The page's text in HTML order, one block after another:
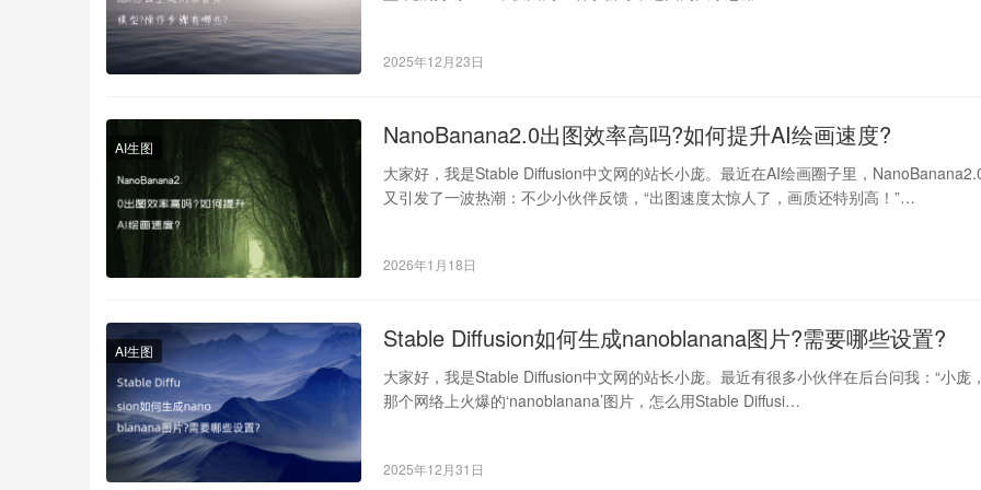
2025年12月23日
AI生图 NanoBanana2.0出图效率高吗?如何提升AI绘画速度?
大家好，我是Stable Diffusion中文网的站长小庞。最近在AI绘画圈子里，
又引发了一波热潮：不少小伙伴反馈，“出图速度太惊人了，画质还特别高！”…
2026年1月18日
AI生图 Stable Diffusion如何生成nanoblanana图片?需要哪些设置?
大家好，我是Stable Diffusion中文网的站长小庞。最近有很多小伙伴在后台问我：“小庞
那个网络上火爆的‘nanoblanana’图片，怎么用Stable Diffusi…
2025年12月31日